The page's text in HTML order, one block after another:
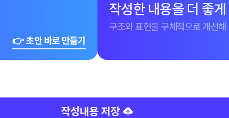
👉 초안 바로 만들기
작성한 내용을 더 좋
구조와 표현을 구체적으로 개선해
작성내용 저장